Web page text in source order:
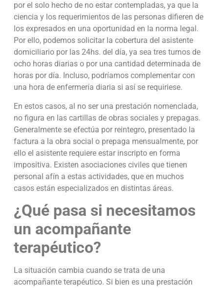
por el solo hecho de no estar contempladas, ya que la
ciencia y los requerimientos de las personas difieren de
los expresados en una oportunidad en la norma legal.
Por ello, podemos solicitar la cobertura del asistente
domiciliario por las 24hs. del día, ya sea tres turnos de
ocho horas diarias o por una cantidad determinada de
horas por día. Incluso, podríamos complementar con
una hora de enfermería diaria si así se requiriese.
En estos casos, al no ser una prestación nomenclada,
no figura en las cartillas de obras sociales y prepagas.
Generalmente se efectúa por reintegro, presentado la
factura a la obra social o prepaga mensualmente, por
ello el asistente requiere estar inscripto en forma
impositiva. Existen asociaciones civiles que tienen
personal afín a estas actividades, que en muchos
casos están especializados en distintas áreas.
¿Qué pasa si necesitamos
un acompañante
terapéutico?
La situación cambia cuando se trata de una
acompañante terapéutico. Si bien es una prestación